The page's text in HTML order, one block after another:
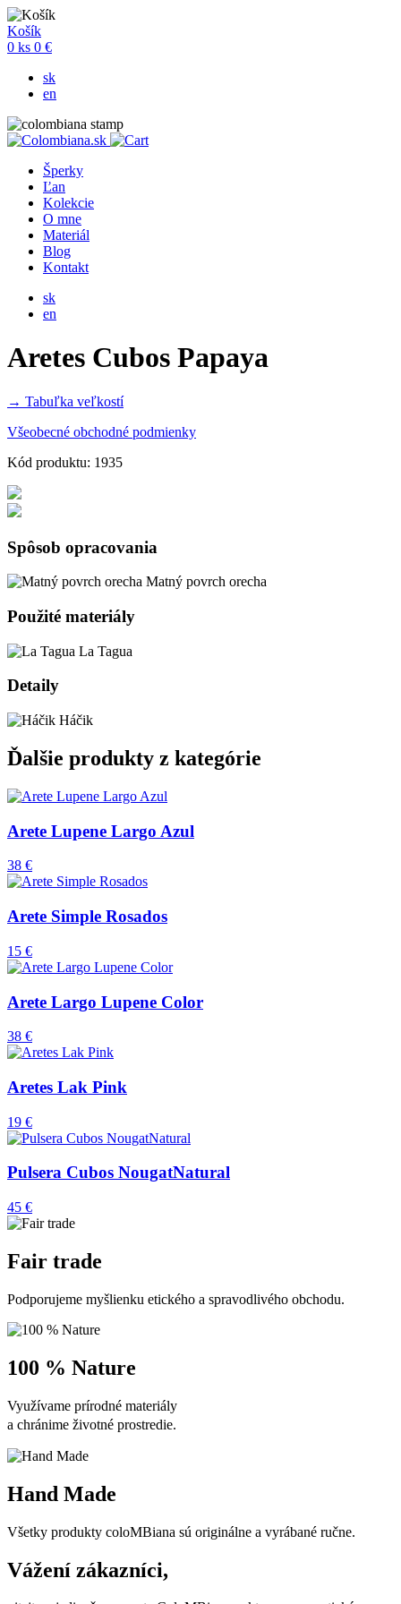
Košík
0 ks 0 €
sk
en
Šperky
Ľan
Kolekcie
O mne
Materiál
Blog
Kontakt
sk
en
Aretes Cubos Papaya
→ Tabuľka veľkostí
Všeobecné obchodné podmienky
Kód produktu: 1935
Spôsob opracovania
Matný povrch orecha
Použité materiály
La Tagua
Detaily
Háčik
Ďalšie produkty z kategórie
Arete Lupene Largo Azul
38 €
Arete Simple Rosados
15 €
Arete Largo Lupene Color
38 €
Aretes Lak Pink
19 €
Pulsera Cubos NougatNatural
45 €
Fair trade
Podporujeme myšlienku etického a spravodlivého obchodu.
100 % Nature
Využívame prírodné materiály
a chránime životné prostredie.
Hand Made
Všetky produkty coloMBiana sú originálne a vyrábané ručne.
Vážení zákazníci,